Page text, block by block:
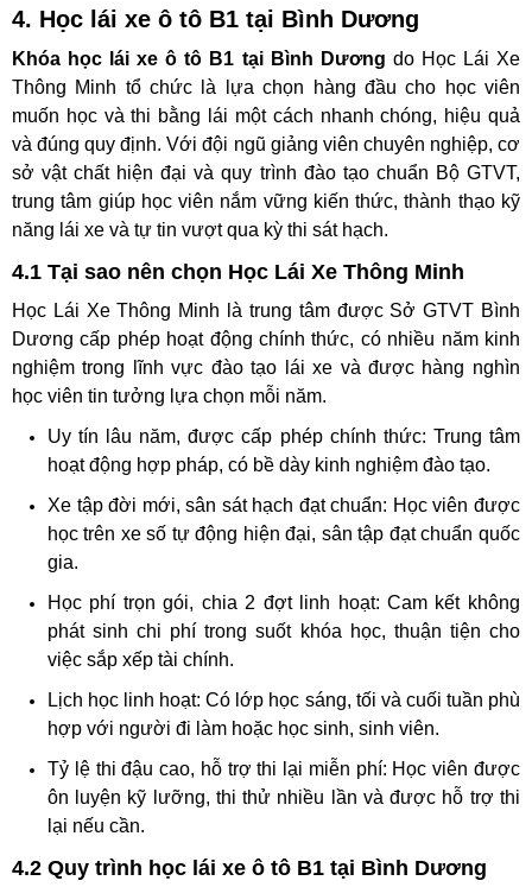
4. Học lái xe ô tô B1 tại Bình Dương
Khóa học lái xe ô tô B1 tại Bình Dương do Học Lái Xe
Thông Minh tổ chức là lựa chọn hàng đầu cho học viên
muốn học và thi bằng lái một cách nhanh chóng, hiệu quả
và đúng quy định. Với đội ngũ giảng viên chuyên nghiệp, cơ
sở vật chất hiện đại và quy trình đào tạo chuẩn Bộ GTVT,
trung tâm giúp học viên nắm vững kiến thức, thành thạo kỹ
năng lái xe và tự tin vượt qua kỳ thi sát hạch.
4.1 Tại sao nên chọn Học Lái Xe Thông Minh
Học Lái Xe Thông Minh là trung tâm được Sở GTVT Bình
Dương cấp phép hoạt động chính thức, có nhiều năm kinh
nghiệm trong lĩnh vực đào tạo lái xe và được hàng nghìn
học viên tin tưởng lựa chọn mỗi năm.
Uy tín lâu năm, được cấp phép chính thức: Trung tâm
hoạt động hợp pháp, có bề dày kinh nghiệm đào tạo.
Xe tập đời mới, sân sát hạch đạt chuẩn: Học viên được
học trên xe số tự động hiện đại, sân tập đạt chuẩn quốc
gia.
Học phí trọn gói, chia 2 đợt linh hoạt: Cam kết không
phát sinh chi phí trong suốt khóa học, thuận tiện cho
việc sắp xếp tài chính.
Lịch học linh hoạt: Có lớp học sáng, tối và cuối tuần phù
hợp với người đi làm hoặc học sinh, sinh viên.
Tỷ lệ thi đậu cao, hỗ trợ thi lại miễn phí: Học viên được
ôn luyện kỹ lưỡng, thi thử nhiều lần và được hỗ trợ thi
lại nếu cần.
4.2 Quy trình học lái xe ô tô B1 tại Bình Dương